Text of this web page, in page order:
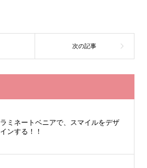
ラミネートベニアで、スマイルをデザ
インする！！